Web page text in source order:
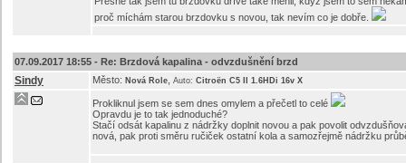
proč míchám starou brzdovku s novou, tak nevím co je dobře.
07.09.2017 18:55 - Re: Brzdová kapalina - odvzdušnění brzd
Sindy Město: Nová Role Auto: Citroën C5 II 1.6HDi 16v X
Prokliknul jsem se sem dnes omylem a přečetl to celé
Opravdu je to tak jednoduché?
Stačí odsát kapalinu z nádržky doplnit novou a pak povolit
nová, pak proti směru ručiček ostatní kola a samozřejmě nádržku